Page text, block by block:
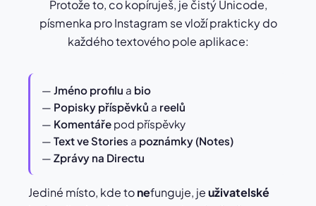
Protože to, co kopíruješ, je čistý Unicode,
písmenka pro Instagram se vloží prakticky do
každého textového pole aplikace:
— Jméno profilu a bio
— Popisky příspěvků a reelů
— Komentáře pod příspěvky
— Text ve Stories a poznámky (Notes)
— Zprávy na Directu
Jediné místo, kde tonefunguje, jeuživatelské